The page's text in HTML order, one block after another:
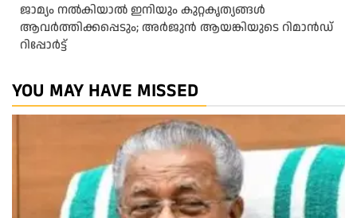
ജാമ്യം നൽകിയാൽ ഇനിയും കുറ്റകൃത്യങ്ങൾ
ആവർത്തിക്കപ്പെടും; അർജുൻ ആയങ്കിയുടെ റിമാൻഡ്
റിപ്പോർട്ട്
YOU MAY HAVE MISSED